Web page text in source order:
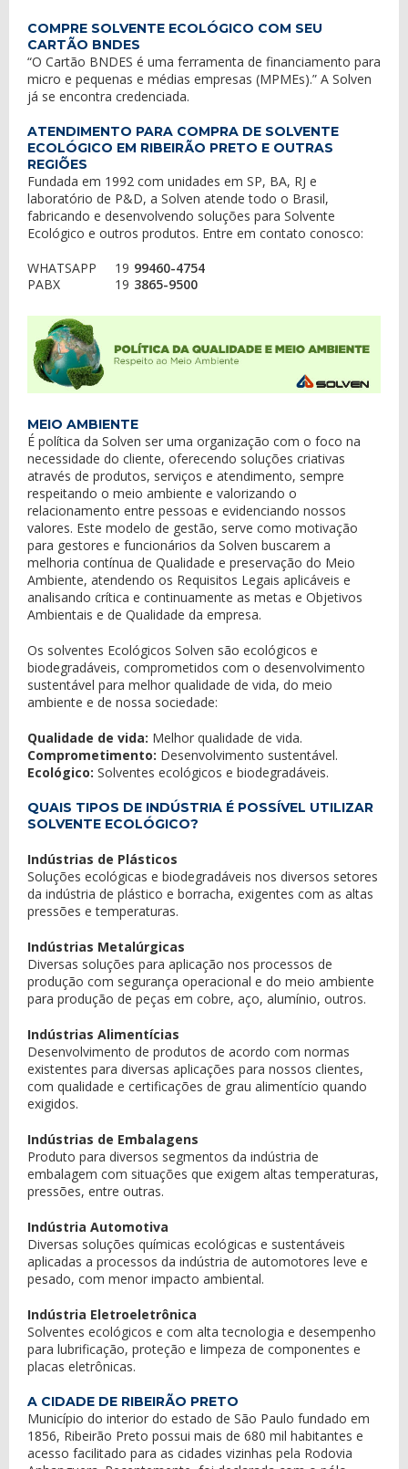
COMPRE SOLVENTE ECOLÓGICO COM SEU
CARTÃO BNDES
“O Cartão BNDES é uma ferramenta de financiamento para
micro e pequenas e médias empresas (MPMEs).” A Solven
já se encontra credenciada.
ATENDIMENTO PARA COMPRA DE SOLVENTE
ECOLÓGICO EM RIBEIRÃO PRETO E OUTRAS
REGIÕES
Fundada em 1992 com unidades em SP, BA, RJ e
laboratório de P&D, a Solven atende todo o Brasil,
fabricando e desenvolvendo soluções para Solvente
Ecológico e outros produtos. Entre em contato conosco:
WHATSAPP
PABX
19 99460-4754
19 3865-9500
MEIO AMBIENTE
É política da Solven ser uma organização com o foco na
necessidade do cliente, oferecendo soluções criativas
através de produtos, serviços e atendimento, sempre
respeitando o meio ambiente e valorizando o
relacionamento entre pessoas e evidenciando nossos
valores. Este modelo de gestão, serve como motivação
para gestores e funcionários da Solven buscarem a
melhoria contínua de Qualidade e preservação do Meio
Ambiente, atendendo os Requisitos Legais aplicáveis e
analisando crítica e continuamente as metas e Objetivos
Ambientais e de Qualidade da empresa.
Os solventes Ecológicos Solven são ecológicos e
biodegradáveis, comprometidos com o desenvolvimento
sustentável para melhor qualidade de vida, do meio
ambiente e de nossa sociedade:
Qualidade de vida: Melhor qualidade de vida.
Comprometimento: Desenvolvimento sustentável.
Ecológico: Solventes ecológicos e biodegradáveis.
QUAIS TIPOS DE INDÚSTRIA É POSSÍVEL UTILIZAR
SOLVENTE ECOLÓGICO?
Indústrias de Plásticos
Soluções ecológicas e biodegradáveis nos diversos setores
da indústria de plástico e borracha, exigentes com as altas
pressões e temperaturas.
Indústrias Metalúrgicas
Diversas soluções para aplicação nos processos de
produção com segurança operacional e do meio ambiente
para produção de peças em cobre, aço, alumínio, outros.
Indústrias Alimentícias
Desenvolvimento de produtos de acordo com normas
existentes para diversas aplicações para nossos clientes,
com qualidade e certificações de grau alimentício quando
exigidos.
Indústrias de Embalagens
Produto para diversos segmentos da indústria de
embalagem com situações que exigem altas temperaturas,
pressões, entre outras.
Indústria Automotiva
Diversas soluções químicas ecológicas e sustentáveis
aplicadas a processos da indústria de automotores leve e
pesado, com menor impacto ambiental.
Indústria Eletroeletrônica
Solventes ecológicos e com alta tecnologia e desempenho
para lubrificação, proteção e limpeza de componentes e
placas eletrônicas.
A CIDADE DE RIBEIRÃO PRETO
Município do interior do estado de São Paulo fundado em
1856, Ribeirão Preto possui mais de 680 mil habitantes e
acesso facilitado para as cidades vizinhas pela Rodovia